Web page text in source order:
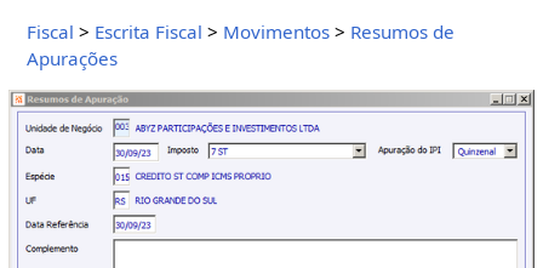
Fiscal > Escrita Fiscal > Movimentos > Resumos de
Apurações